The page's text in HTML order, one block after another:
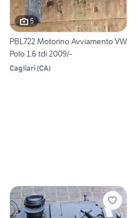
5
PBL722 Motorino Avviamento VW
Polo 1.6 tdi 2009/-
Cagliari(CA)